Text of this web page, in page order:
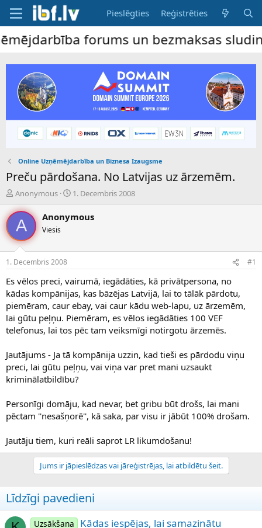
Pieslēgties Reģistrēties
forums un bezmaksas
Online Uzņēmējdarbība un Biznesa Izaugsme
Preču pārdošana. No Latvijas uz ārzemēm.
P
v
e
d
i
n
u
z
s
ā
c
s
Anonymous
S
k
a
u
m
s
1. Decembris 2008
A Anonymous
Viesis
1. Decembris 2008 #1
Es vēlos preci, vairumā, iegādāties, kā privātpersona, no
kādas kompānijas, kas bāzējas Latvijā, lai to tālāk pārdotu,
piemēram, caur ebay, vai caur kādu web-lapu, uz ārzemēm,
lai gūtu peļņu. Piemēram, es vēlos iegādāties 100 VEF
telefonus, lai tos pēc tam veiksmīgi notirgotu ārzemēs.
Jautājums - Ja tā kompānija uzzin, kad tieši es pārdodu viņu
preci, lai gūtu peļņu, vai viņa var pret mani uzsaukt
kriminālatbildību?
Personīgi domāju, kad nevar, bet gribu būt drošs, lai mani
pēctam ''nesašņorē'', kā saka, par visu ir jābūt 100% drošam.
Jautāju tiem, kuri reāli saprot LR likumdošanu!
Jums ir jāpieslēdzas vai jāreģistrējas, lai atbildētu šeit.
Līdzīgi pavedieni
Uzsākšana
Kādas iespējas, lai samazinātu